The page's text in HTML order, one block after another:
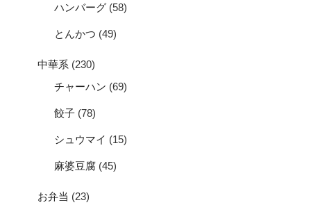
ハンバーグ (58)
とんかつ (49)
中華系 (230)
チャーハン (69)
餃子 (78)
シュウマイ (15)
麻婆豆腐 (45)
お弁当 (23)